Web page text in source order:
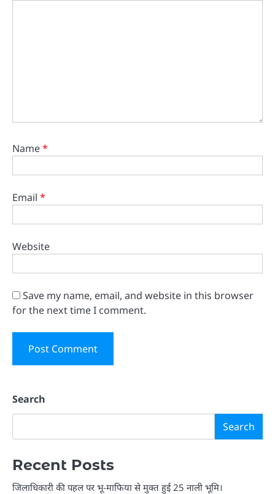
Name*
Email *
Website
Save my name, email, and website in this browser
for the next time I comment.
Search
Search
Recent Posts
जिलाधिकारी की पहल पर भू-माफिया से मुक्त हुई 25 नाली भूमि।